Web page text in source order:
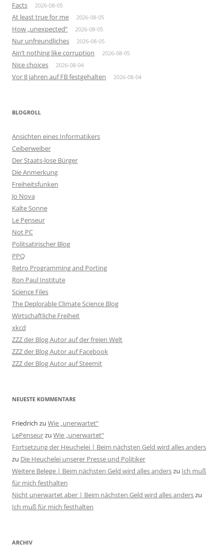
Facts 2026-08-05
At least true for me 2026-08-05
How „unexpected“ 2026-08-05
Nur unfreundliches 2026-08-05
Ain’t nothing like corruption 2026-08-05
Nice choices 2026-08-04
Vor 8 jahren auf FB festgehalten 2026-08-04
BLOGROLL
Ansichten eines Informatikers
Ceiberweiber
Der Staats-lose Bürger
Die Anmerkung
Freiheitsfunken
Jo Nova
Kalte Sonne
Le Penseur
Not PC
Politsatirischer Blog
PPQ
Retro Programming and Porting
Ron Paul Institute
Science Files
The Deplorable Climate Science Blog
Wirtschaftliche Freiheit
xkcd
ZZZ der Blog Autor auf der freien Welt
ZZZ der Blog Autor auf Facebook
ZZZ der Blog Autor auf Steemit
NEUESTE KOMMENTARE
Friedrich zu Wie „unerwartet“
LePenseurzu Wie „unerwartet“
Fortsetzung der Heuchelei | Beim nächsten Geld wird alles anders
zu Die Heuchelei unserer Presse und Politiker
Weitere Belege | Beim nächsten Geld wird alles anderszu Ich muß
für mich festhalten
Nicht unerwartet aber | Beim nächsten Geld wird alles anderszu
Ich muß für mich festhalten
ARCHIV